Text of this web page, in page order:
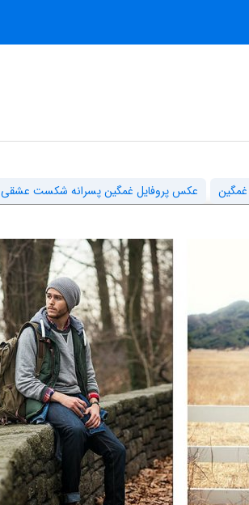
عکس پروفایل غمگین پسرانه شکست عشقی